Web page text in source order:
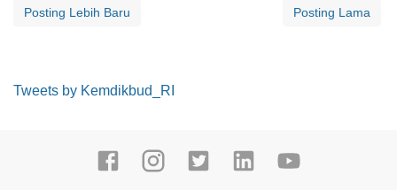
Posting Lebih Baru Posting Lama
Tweets by Kemdikbud_RI